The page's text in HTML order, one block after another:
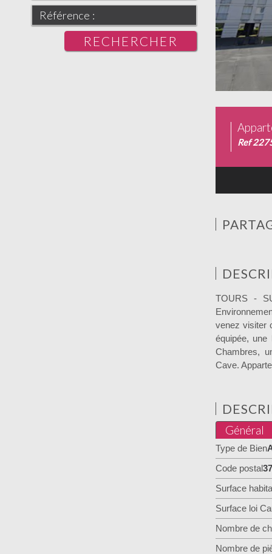
RECHERCHER
Ref
TOURS -
venez visiter
équipée,
Chambres,
Cave.
Général
Type de Bien
Code postal
Surface
Surface loi
Nombre de
Nombre de